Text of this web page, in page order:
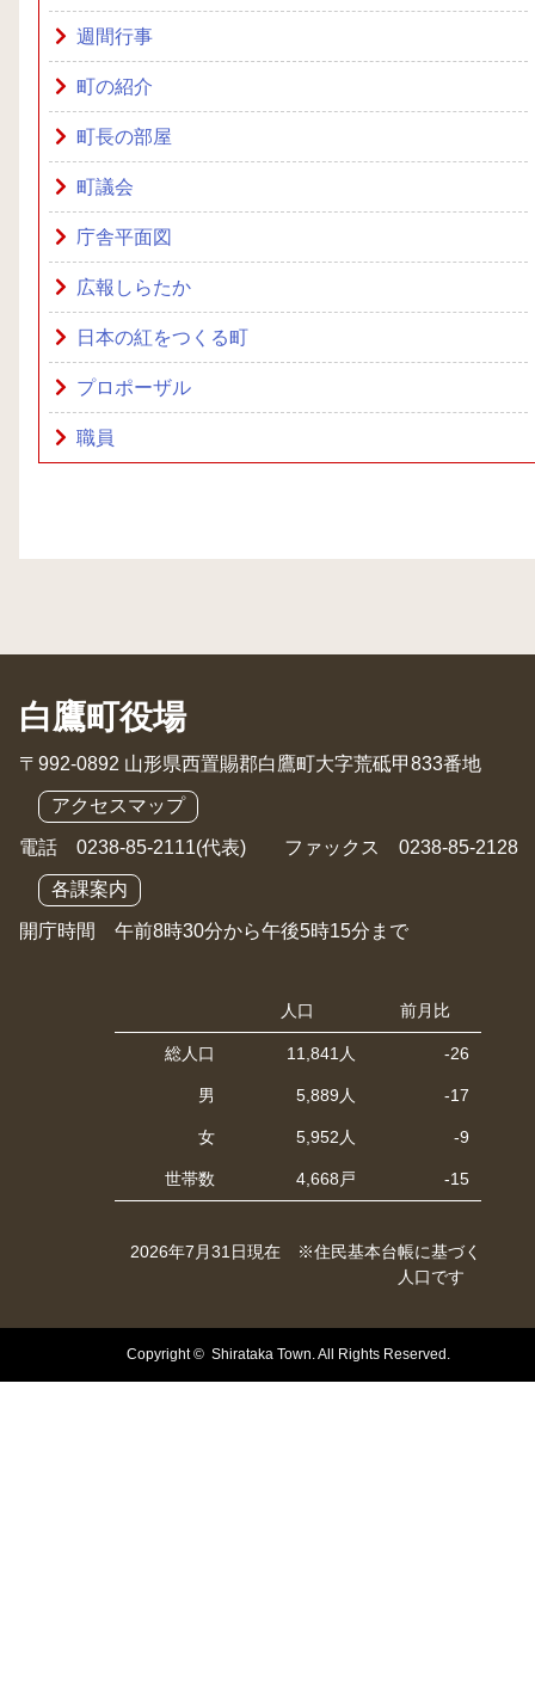
週間行事
町の紹介
町長の部屋
町議会
庁舎平面図
広報しらたか
日本の紅をつくる町
プロポーザル
職員
白鷹町役場
〒992-0892 山形県西置賜郡白鷹町大字荒砥甲833番地
アクセスマップ
電話 0238-85-2111(代表) ファックス 0238-85-2128
各課案内
開庁時間 午前8時30分から午後5時15分まで
人口 前月比
総人口 11,841人 -26
男 5,889人 -17
女 5,952人 -9
世帯数 4,668戸 -15
2026年7月31日現在 ※住民基本台帳に基づく
人口です
Copyright © Shirataka Town. All Rights Reserved.